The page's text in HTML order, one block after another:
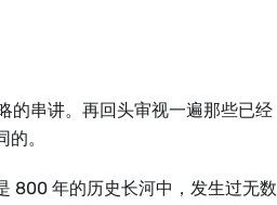
的串讲。再回头审视一遍那些已经
。
800 年的历史长河中，发生过无数